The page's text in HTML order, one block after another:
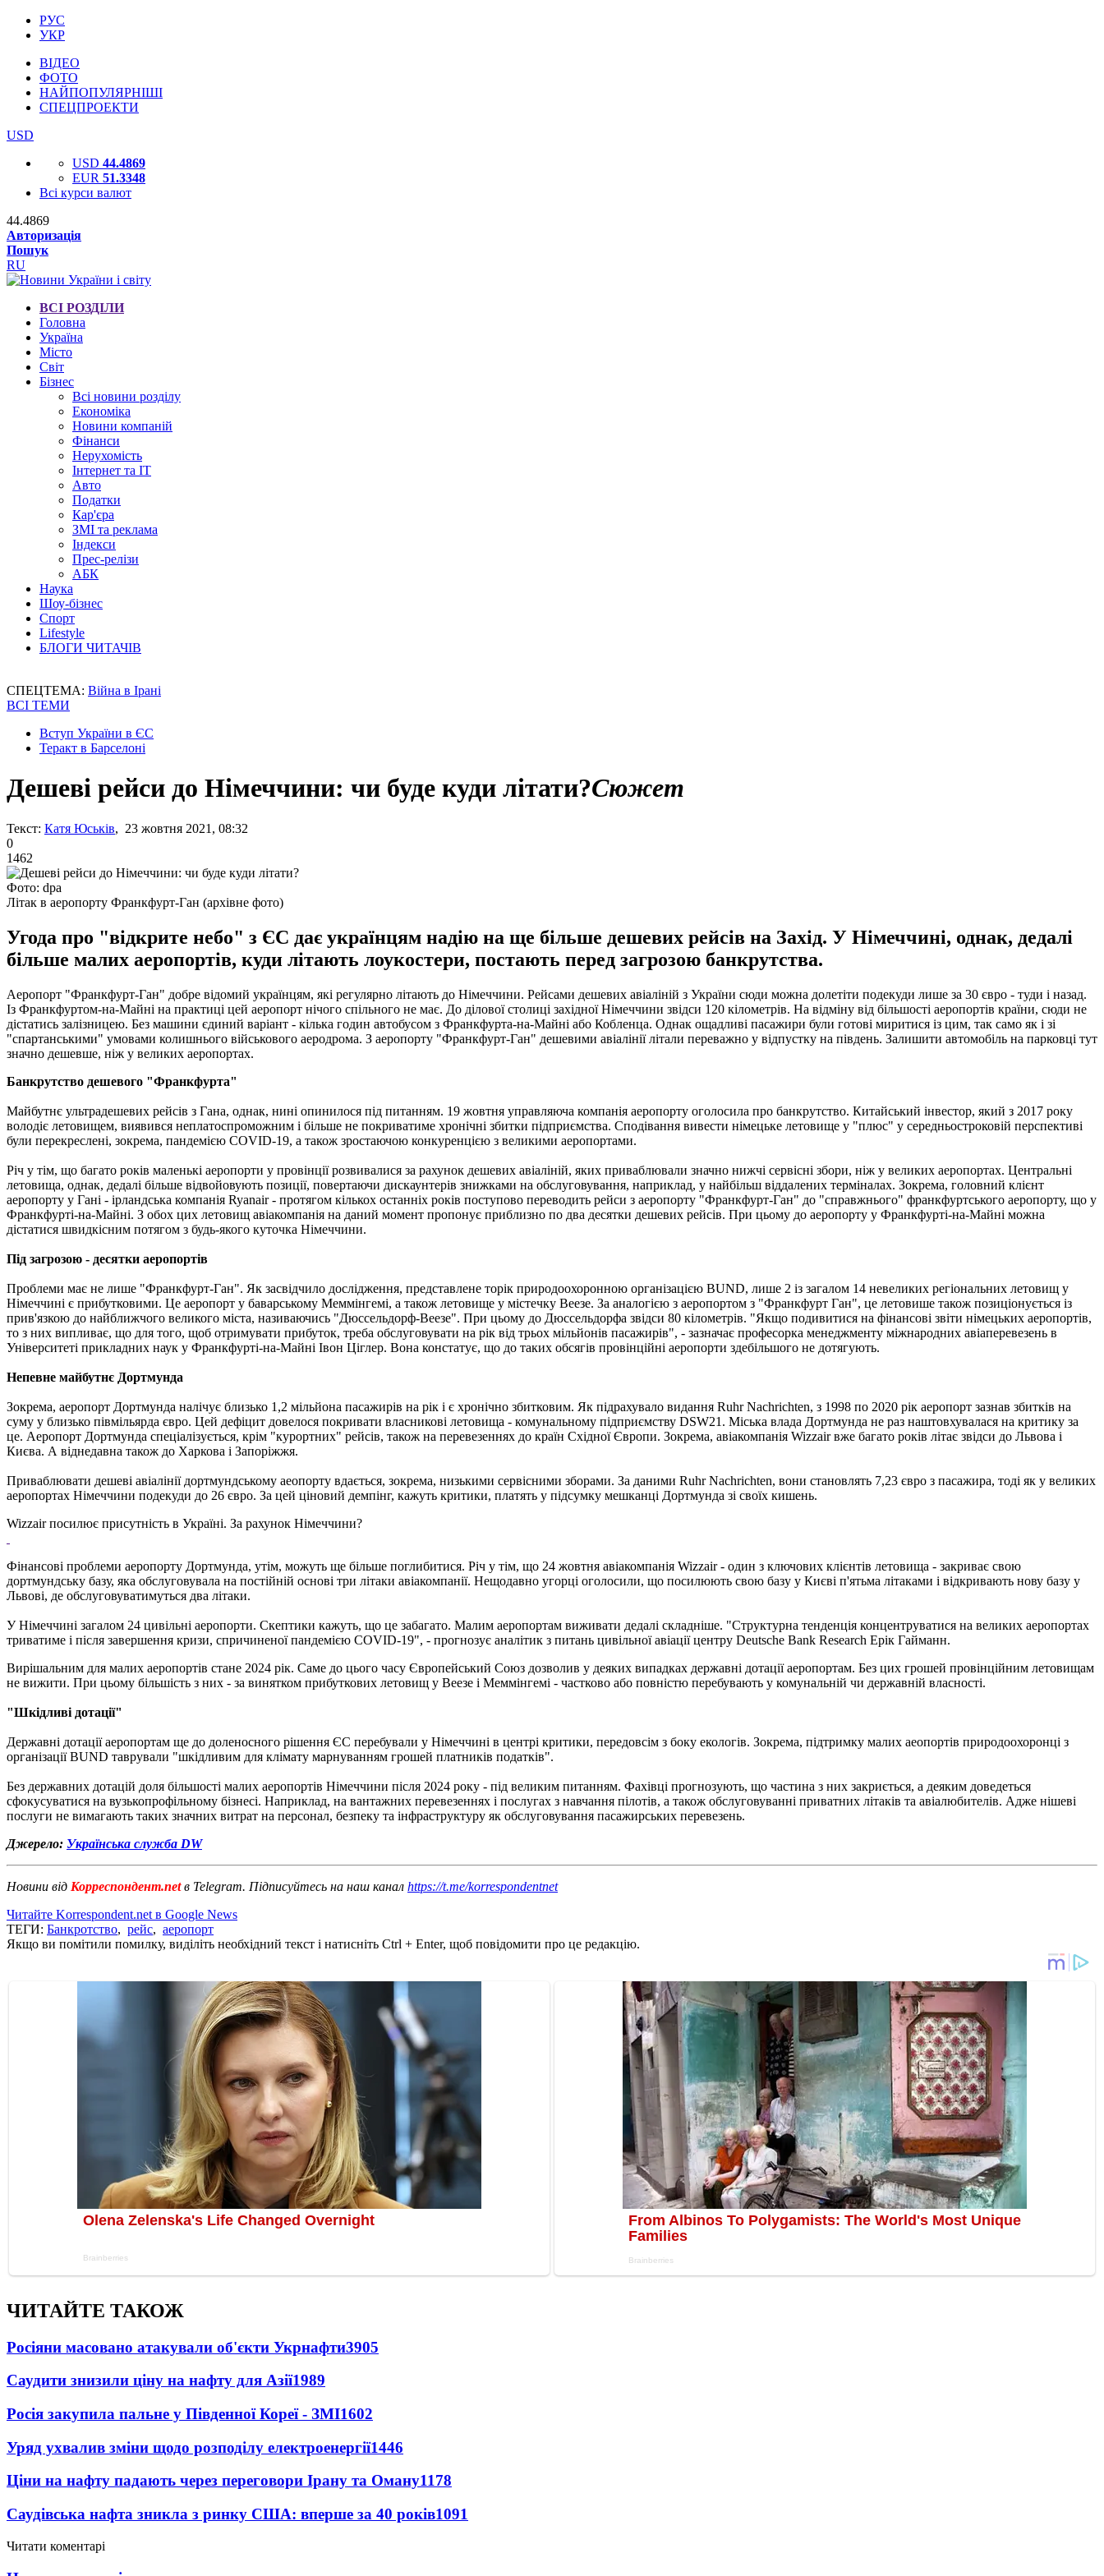
РУС
УКР
ВІДЕО
ФОТО
НАЙПОПУЛЯРНІШІ
СПЕЦПРОЕКТИ
USD
USD 44.4869
EUR 51.3348
Всі курси валют
44.4869
Авторизація
Пошук
RU
ВСІ РОЗДІЛИ
Головна
Україна
Місто
Світ
Бізнес
Всі новини розділу
Економіка
Новини компаній
Фінанси
Нерухомість
Інтернет та IT
Авто
Податки
Кар'єра
ЗМІ та реклама
Індекси
Прес-релізи
АБК
Наука
Шоу-бізнес
Спорт
Lifestyle
БЛОГИ ЧИТАЧІВ
СПЕЦТЕМА: Війна в Ірані
ВСІ ТЕМИ
Вступ України в ЄС
Теракт в Барселоні
Дешеві рейси до Німеччини: чи буде куди літати?Сюжет
Текст: Катя Юськів, 23 жовтня 2021, 08:32
0
1462
Фото: dpa
Літак в аеропорту Франкфурт-Ган (архівне фото)
Угода про "відкрите небо" з ЄС дає українцям надію на ще більше дешевих рейсів на Захід. У Німеччині, однак, дедалі
більше малих аеропортів, куди літають лоукостери, постають перед загрозою банкрутства.
Аеропорт "Франкфурт-Ган" добре відомий українцям, які регулярно літають до Німеччини. Рейсами дешевих авіаліній з України сюди можна долетіти подекуди лише за 30 євро - туди і назад.
Із Франкфуртом-на-Майні на практиці цей аеропорт нічого спільного не має. До ділової столиці західної Німеччини звідси 120 кілометрів. На відміну від більшості аеропортів країни, сюди не
дістатись залізницею. Без машини єдиний варіант - кілька годин автобусом з Франкфурта-на-Майні або Кобленца. Однак ощадливі пасажири були готові миритися із цим, так само як і зі
"спартанськими" умовами колишнього військового аеродрома. З аеропорту "Франкфурт-Ган" дешевими авіалінії літали переважно у відпустку на південь. Залишити автомобіль на парковці тут
значно дешевше, ніж у великих аеропортах.
Банкрутство дешевого "Франкфурта"
Майбутнє ультрадешевих рейсів з Гана, однак, нині опинилося під питанням. 19 жовтня управляюча компанія аеропорту оголосила про банкрутство. Китайський інвестор, який з 2017 року
володіє летовищем, виявився неплатоспроможним і більше не покриватиме хронічні збитки підприємства. Сподівання вивести німецьке летовище у "плюс" у середньостроковій перспективі
були перекреслені, зокрема, пандемією COVID-19, а також зростаючою конкуренцією з великими аеропортами.
Річ у тім, що багато років маленькі аеропорти у провінції розвивалися за рахунок дешевих авіаліній, яких приваблювали значно нижчі сервісні збори, ніж у великих аеропортах. Центральні
летовища, однак, дедалі більше відвойовують позиції, повертаючи дискаунтерів знижками на обслуговування, наприклад, у найбільш віддалених терміналах. Зокрема, головний клієнт
аеропорту у Гані - ірландська компанія Ryanair - протягом кількох останніх років поступово переводить рейси з аеропорту "Франкфурт-Ган" до "справжнього" франкфуртського аеропорту, що у
Франкфурті-на-Майні. З обох цих летовищ авіакомпанія на даний момент пропонує приблизно по два десятки дешевих рейсів. При цьому до аеропорту у Франкфурті-на-Майні можна
дістатися швидкісним потягом з будь-якого куточка Німеччини.
Під загрозою - десятки аеропортів
Проблеми має не лише "Франкфурт-Ган". Як засвідчило дослідження, представлене торік природоохоронною організацією BUND, лише 2 із загалом 14 невеликих регіональних летовищ у
Німеччині є прибутковими. Це аеропорт у баварському Меммінгемі, а також летовище у містечку Веезе. За аналогією з аеропортом з "Франкфурт Ган", це летовише також позиціонується із
прив'язкою до найближчого великого міста, називаючись "Дюссельдорф-Веезе". При цьому до Дюссельдорфа звідси 80 кілометрів. "Якщо подивитися на фінансові звіти німецьких аеропортів,
то з них випливає, що для того, щоб отримувати прибуток, треба обслуговувати на рік від трьох мільйонів пасажирів", - зазначає професорка менеджменту міжнародних авіаперевезень в
Університеті прикладних наук у Франкфурті-на-Майні Івон Ціглер. Вона констатує, що до таких обсягів провінційні аеропорти здебільшого не дотягують.
Непевне майбутнє Дортмунда
Зокрема, аеропорт Дортмунда налічує близько 1,2 мільйона пасажирів на рік і є хронічно збитковим. Як підрахувало видання Ruhr Nachrichten, з 1998 по 2020 рік аеропорт зазнав збитків на
суму у близько півмільярда євро. Цей дефіцит довелося покривати власникові летовища - комунальному підприємству DSW21. Міська влада Дортмунда не раз наштовхувалася на критику за
це. Аеропорт Дортмунда спеціалізується, крім "курортних" рейсів, також на перевезеннях до країн Східної Європи. Зокрема, авіакомпанія Wizzair вже багато років літає звідси до Львова і
Києва. А віднедавна також до Харкова і Запоріжжя.
Приваблювати дешеві авіалінії дортмундському аеопорту вдається, зокрема, низькими сервісними зборами. За даними Ruhr Nachrichten, вони становлять 7,23 євро з пасажира, тоді як у великих
аеропортах Німеччини подекуди до 26 євро. За цей ціновий демпінг, кажуть критики, платять у підсумку мешканці Дортмунда зі своїх кишень.
Wizzair посилює присутність в Україні. За рахунок Німеччини?
Фінансові проблеми аеропорту Дортмунда, утім, можуть ще більше поглибитися. Річ у тім, що 24 жовтня авіакомпанія Wizzair - один з ключових клієнтів летовища - закриває свою
дортмундську базу, яка обслуговувала на постійній основі три літаки авіакомпанії. Нещодавно угорці оголосили, що посилюють свою базу у Києві п'ятьма літаками і відкривають нову базу у
Львові, де обслуговуватимуться два літаки.
У Німеччині загалом 24 цивільні аеропорти. Скептики кажуть, що це забагато. Малим аеропортам виживати дедалі складніше. "Структурна тенденція концентруватися на великих аеропортах
триватиме і після завершення кризи, спричиненої пандемією COVID-19", - прогнозує аналітик з питань цивільної авіації центру Deutsche Bank Research Ерік Гайманн.
Вирішальним для малих аеропортів стане 2024 рік. Саме до цього часу Європейський Союз дозволив у деяких випадках державні дотації аеропортам. Без цих грошей провінційним летовищам
не вижити. При цьому більшість з них - за винятком прибуткових летовищ у Веезе і Меммінгемі - частково або повністю перебувають у комунальній чи державній власності.
"Шкідливі дотації"
Державні дотації аеропортам ще до доленосного рішення ЄС перебували у Німеччині в центрі критики, передовсім з боку екологів. Зокрема, підтримку малих аеопортів природоохоронці з
організації BUND таврували "шкідливим для клімату марнуванням грошей платників податків".
Без державних дотацій доля більшості малих аеропортів Німеччини після 2024 року - під великим питанням. Фахівці прогнозують, що частина з них закриється, а деяким доведеться
сфокусуватися на вузькопрофільному бізнесі. Наприклад, на вантажних перевезеннях і послугах з навчання пілотів, а також обслуговуванні приватних літаків та авіалюбителів. Адже нішеві
послуги не вимагають таких значних витрат на персонал, безпеку та інфраструктуру як обслуговування пасажирських перевезень.
Джерело: Українська служба DW
Новини від Корреспондент.netв Telegram. Підписуйтесь на наш канал https://t.me/korrespondentnet
Читайте Korrespondent.net в Google News
ТЕГИ: Банкротство, рейс, аеропорт
Якщо ви помітили помилку, виділіть необхідний текст і натисніть Ctrl + Enter, щоб повідомити про це редакцію.
ЧИТАЙТЕ ТАКОЖ
Росіяни масовано атакували об'єкти Укрнафти3905
Саудити знизили ціну на нафту для Азії1989
Росія закупила пальне у Південної Кореї - ЗМІ1602
Уряд ухвалив зміни щодо розподілу електроенергії1446
Ціни на нафту падають через переговори Ірану та Оману1178
Саудівська нафта зникла з ринку США: вперше за 40 років1091
Читати коментарі